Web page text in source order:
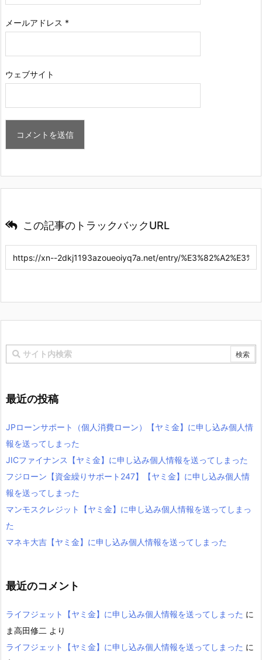
メールアドレス *
ウェブサイト
この記事のトラックバックURL
最近の投稿
JPローンサポート（個人消費ローン）【ヤミ金】に申し込み個人情
報を送ってしまった
JICファイナンス【ヤミ金】に申し込み個人情報を送ってしまった
フジローン【資金繰りサポート247】【ヤミ金】に申し込み個人情
報を送ってしまった
マンモスクレジット【ヤミ金】に申し込み個人情報を送ってしまっ
た
マネキ大吉【ヤミ金】に申し込み個人情報を送ってしまった
最近のコメント
ライフジェット【ヤミ金】に申し込み個人情報を送ってしまった に
ま高田修二 より
ライフジェット【ヤミ金】に申し込み個人情報を送ってしまった に